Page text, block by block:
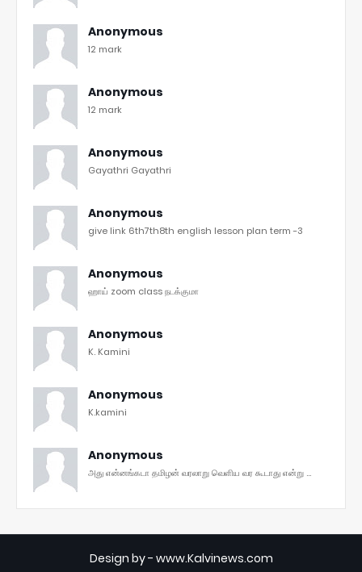
Anonymous
12 mark
Anonymous
12 mark
Anonymous
Gayathri Gayathri
Anonymous
give link 6th7th8th english lesson plan term -3
Anonymous
ஹாய் zoom class நடக்குமா
Anonymous
K. Kamini
Anonymous
K.kamini
Anonymous
அது என்னங்கடா தமிழன் வரலாறு வெளிய வர கூடாது என்று ...
Design by - www.Kalvinews.com